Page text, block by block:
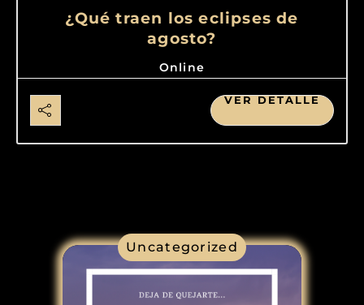
¿Qué traen los eclipses de
agosto?
Online
VER DETALLE
Uncategorized